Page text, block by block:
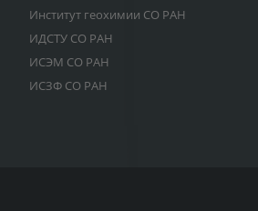
Институт геохимии СО РАН
ИДСТУ СО РАН
ИСЭМ СО РАН
ИСЗФ СО РАН